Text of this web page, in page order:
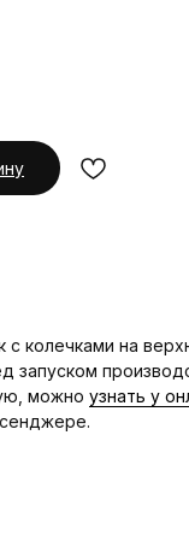
колечками на
запуском
можно узнать у